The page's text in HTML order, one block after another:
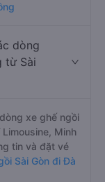
dòng
từ Sài
xe ghế ngồi
Minh
tin và đặt vé
Sài Gòn đi Đà